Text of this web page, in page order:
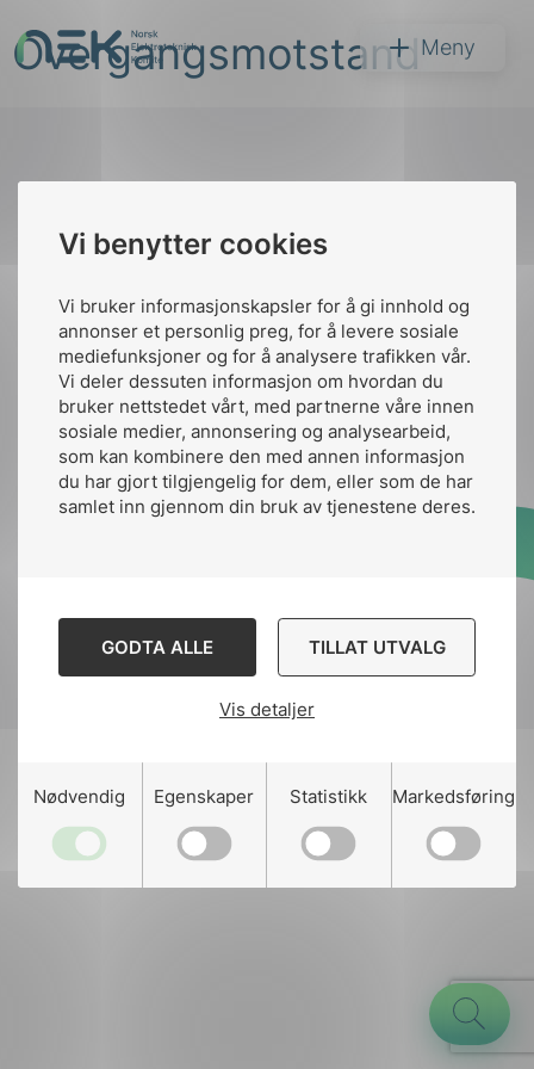
Vi benytter cookies
Vi bruker informasjonskapsler for å gi innhold og
annonser et personlig preg, for å levere sosiale
mediefunksjoner og for å analysere trafikken vår.
Vi deler dessuten informasjon om hvordan du
bruker nettstedet vårt, med partnerne våre innen
sosiale medier, annonsering og analysearbeid,
som kan kombinere den med annen informasjon
du har gjort tilgjengelig for dem, eller som de har
samlet inn gjennom din bruk av tjenestene deres.
GODTA ALLE TILLAT UTVALG
Vis detaljer
Nødvendig Egenskaper Statistikk Markedsføring
til
innhold
NEK Meny
Søk
Overgangsmotstand
Kontakt oss
Ansatte
nek@nek.no
Kontakt
Bruk av Cookies